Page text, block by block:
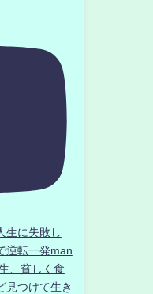
生に失敗し
逆転一発man
、貧しく食
見つけて生き